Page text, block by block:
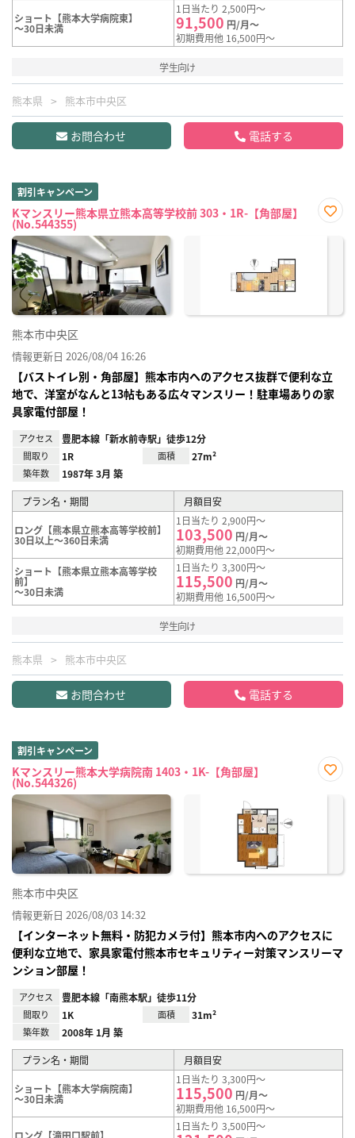
ショート【熊本大学病院東】
～30日未満
1日当たり 2,500円～
91,500 円/月～
初期費用他 16,500円～
学生向け
熊本県 熊本市中央区
お問合わせ 電話する
割引キャンペーン
Kマンスリー熊本県立熊本高等学校前 303・1R-【角部屋】
(No.544355)
に入
熊本市中央区
情報更新日 2026/08/04 16:26
【バストイレ別・角部屋】熊本市内へのアクセス抜群で便利な立
地で、洋室がなんと13帖もある広々マンスリー！駐車場ありの家
具家電付部屋！
アクセス 豊肥本線「新水前寺駅」徒歩12分
間取り 1R 面積 27m²
築年数 1987年 3月 築
プラン名・期間 月額目安
ロング【熊本県立熊本高等学校前】
30日以上～360日未満
1日当たり 2,900円～
103,500 円/月～
初期費用他 22,000円～
ショート【熊本県立熊本高等学校
前】
～30日未満
1日当たり 3,300円～
115,500 円/月～
初期費用他 16,500円～
学生向け
熊本県 熊本市中央区
お問合わせ 電話する
割引キャンペーン
Kマンスリー熊本大学病院南 1403・1K-【角部屋】
(No.544326)
に入
熊本市中央区
情報更新日 2026/08/03 14:32
【インターネット無料・防犯カメラ付】熊本市内へのアクセスに
便利な立地で、家具家電付熊本市セキュリティー対策マンスリーマ
ンション部屋！
アクセス 豊肥本線「南熊本駅」徒歩11分
間取り 1K 面積 31m²
築年数 2008年 1月 築
プラン名・期間 月額目安
ショート【熊本大学病院南】
～30日未満
1日当たり 3,300円～
115,500 円/月～
初期費用他 16,500円～
ロング【滝田口駅前】
1日当たり 3,500円～